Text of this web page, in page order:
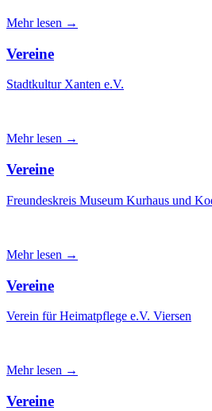
Mehr lesen →
Vereine
Stadtkultur Xanten e.V.
Mehr lesen →
Vereine
Freundeskreis Museum Kurhaus und
Mehr lesen →
Vereine
Verein für Heimatpflege e.V. Viersen
Mehr lesen →
Vereine